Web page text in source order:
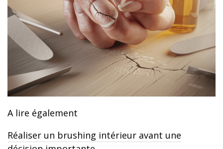
A lire également
Réaliser un brushing intérieur avant une